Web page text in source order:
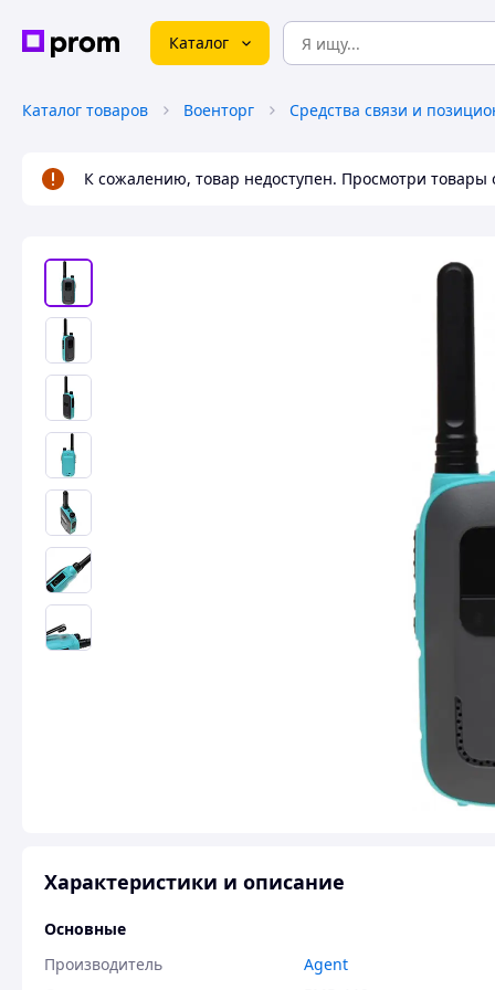
Каталог
Каталог товаров Военторг
К сожалению, товар недоступен. Просмотри товары
Характеристики и описание
Основные
Производитель
Agent